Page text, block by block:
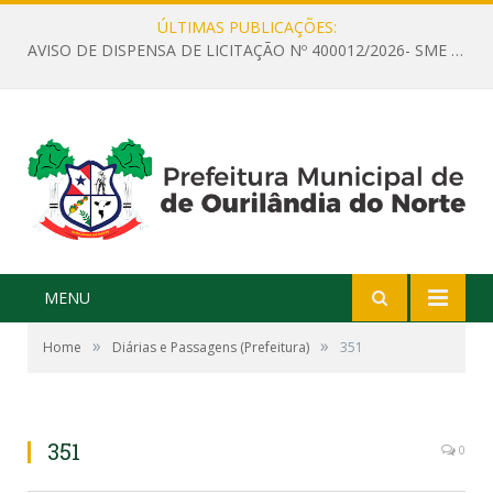
ÚLTIMAS PUBLICAÇÕES:
AVISO DE DISPENSA DE LICITAÇÃO Nº 400012/2026- SME – CONTRATAÇÃO DE EMPRESA ESPECIALIZADA PARA LOCAÇÃO DE ÔNIBUS EXECUTIVO COM CAPACIDADE DE 60 (SESSENTA) POLTRONAS, PARA TRANSPORTAR PROFESSORES RESPONSÁVEIS E ALUNOS PARA BRASÍLIA, COM SAÍDA DIA 10/08/2026 E RETORNO DIA 14/08/2026
MENU
Home » Diárias e Passagens (Prefeitura) » 351
351 0